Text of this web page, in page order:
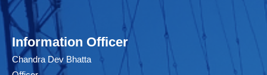
Information Officer
Chandra Dev Bhatta